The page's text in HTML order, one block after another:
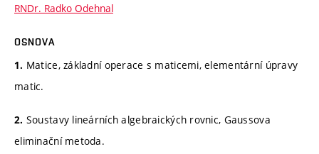
RNDr. Radko Odehnal
OSNOVA
1. Matice, základní operace s maticemi, elementární úpravy
matic.
2. Soustavy lineárních algebraických rovnic, Gaussova
eliminační metoda.